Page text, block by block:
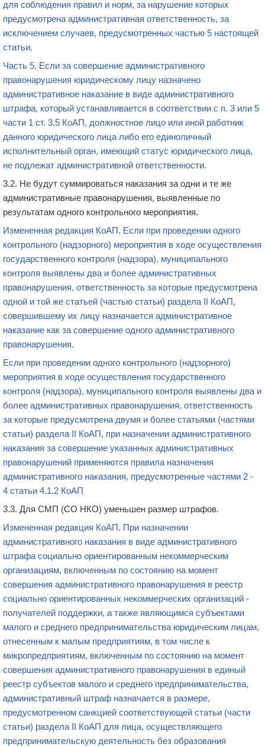
для соблюдения правил и норм, за нарушение которых
предусмотрена административная ответственность, за
исключением случаев, предусмотренных частью 5 настоящей
статьи.
Часть 5. Если за совершение административного
правонарушения юридическому лицу назначено
административное наказание в виде административного
штрафа, который устанавливается в соответствии с п. 3 или 5
части 1 ст. 3.5 КоАП, должностное лицо или иной работник
данного юридического лица либо его единоличный
исполнительный орган, имеющий статус юридического лица,
не подлежат административной ответственности.
3.2. Не будут суммироваться наказания за одни и те же
административные правонарушения, выявленные по
результатам одного контрольного мероприятия.
Измененная редакция КоАП. Если при проведении одного
контрольного (надзорного) мероприятия в ходе осуществления
государственного контроля (надзора), муниципального
контроля выявлены два и более административных
правонарушения, ответственность за которые предусмотрена
одной и той же статьей (частью статьи) раздела II КоАП,
совершившему их лицу назначается административное
наказание как за совершение одного административного
правонарушения.
Если при проведении одного контрольного (надзорного)
мероприятия в ходе осуществления государственного
контроля (надзора), муниципального контроля выявлены два и
более административных правонарушения, ответственность
за которые предусмотрена двумя и более статьями (частями
статьи) раздела II КоАП, при назначении административного
наказания за совершение указанных административных
правонарушений применяются правила назначения
административного наказания, предусмотренные частями 2 -
4 статьи 4.1.2 КоАП
3.3. Для СМП (СО НКО) уменьшен размер штрафов.
Измененная редакция КоАП. При назначении
административного наказания в виде административного
штрафа социально ориентированным некоммерческим
организациям, включенным по состоянию на момент
совершения административного правонарушения в реестр
социально ориентированных некоммерческих организаций -
получателей поддержки, а также являющимся субъектами
малого и среднего предпринимательства юридическим лицам,
отнесенным к малым предприятиям, в том числе к
микропредприятиям, включенным по состоянию на момент
совершения административного правонарушения в единый
реестр субъектов малого и среднего предпринимательства,
административный штраф назначается в размере,
предусмотренном санкцией соответствующей статьи (части
статьи) раздела II КоАП для лица, осуществляющего
предпринимательскую деятельность без образования